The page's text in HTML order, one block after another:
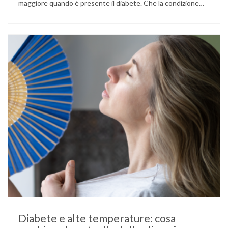
maggiore quando è presente il diabete. Che la condizione
volta durante la gestazione (diabete gestazionale),
mantenere …
Diabete e alte temperature: cosa